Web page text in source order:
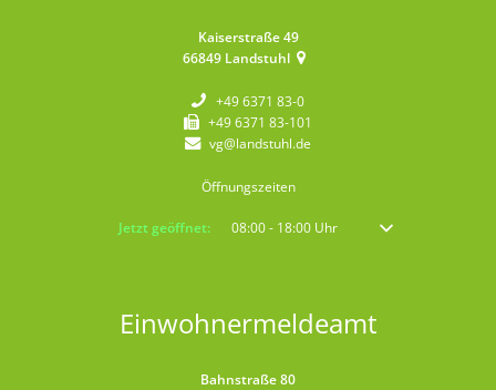
Kaiserstraße 49
66849 Landstuhl
+49 6371 83-0
+49 6371 83-101
vg@landstuhl.de
Öffnungszeiten
Klicken, um weitere Öffnungs- oder Schließzeiten auszublenden
Jetzt geöffnet: 08:00- 18:00Uhr Von 08:00 bis 18:00
Einwohnermeldeamt
Bahnstraße 80